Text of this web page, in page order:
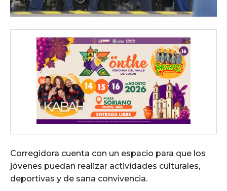
Corregidora cuenta con un espacio para que los
jóvenes puedan realizar actividades culturales,
deportivas y de sana convivencia.